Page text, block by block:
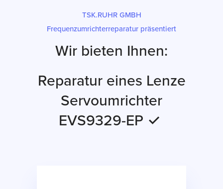
TSK.RUHR GMBH
Frequenzumrichterreparatur präsentiert
Wir bieten Ihnen:
Reparatur eines Lenze
Servoumrichter
EVS9329-EP ✓